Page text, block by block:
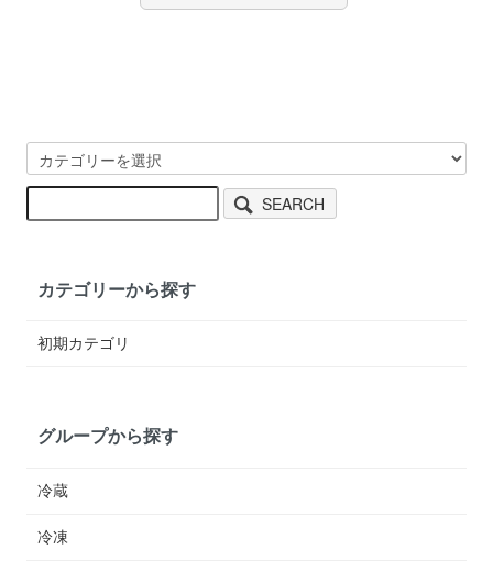
SEARCH
カテゴリーから探す
初期カテゴリ
グループから探す
冷蔵
冷凍